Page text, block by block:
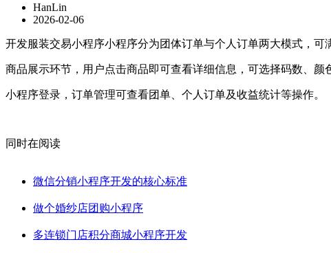
HanLin
2026-02-06
开发服装交易小程序小程序分为团体订单与个人订单两大模式，
商品展示环节，用户点击商品即可查看详细信息，可选择码数、
小程序登录，订单管理可查看团单、个人订单及收益统计等操作。
同时在阅读
微信分销小程序开发的核心标准
做个婚纱店团购小程序
多连锁门店积分商城小程序开发